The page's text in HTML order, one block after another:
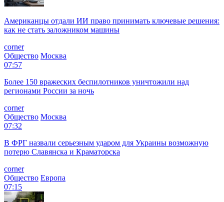
Американцы отдали ИИ право принимать ключевые решения:
как не стать заложником машины
corner
Общество Москва
07:57
Более 150 вражеских беспилотников уничтожили над
регионами России за ночь
corner
Общество Москва
07:32
В ФРГ назвали серьезным ударом для Украины возможную
потерю Славянска и Краматорска
corner
Общество Европа
07:15